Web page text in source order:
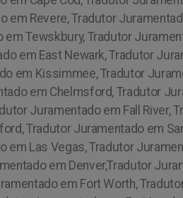
em Revere, Tradutor
Tewskbury, Tradutor
em East Newark, Tradutor
em Kissimmee, Tradutor
em Chelmsford, Tradutor
Juramentado em Fall River,
Tradutor Juramentado em
em Las Vegas, Tradutor
em Denver,Tradutor
em Fort Worth,